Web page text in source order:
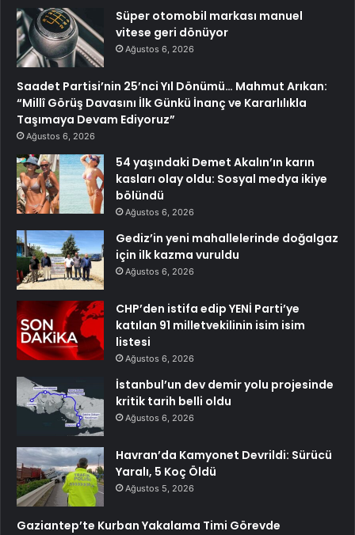
Süper otomobil markası manuel
vitese geri dönüyor
Ağustos 6, 2026
Saadet Partisi’nin 25’nci Yıl Dönümü… Mahmut Arıkan:
“Millî Görüş Davasını İlk Günkü İnanç ve Kararlılıkla
Taşımaya Devam Ediyoruz”
Ağustos 6, 2026
54 yaşındaki Demet Akalın’ın karın
kasları olay oldu: Sosyal medya ikiye
bölündü
Ağustos 6, 2026
Gediz’in yeni mahallelerinde doğalgaz
için ilk kazma vuruldu
Ağustos 6, 2026
CHP’den istifa edip YENİ Parti’ye
katılan 91 milletvekilinin isim isim
listesi
Ağustos 6, 2026
İstanbul’un dev demir yolu projesinde
kritik tarih belli oldu
Ağustos 6, 2026
Havran’da Kamyonet Devrildi: Sürücü
Yaralı, 5 Koç Öldü
Ağustos 5, 2026
Gaziantep’te Kurban Yakalama Timi Görevde